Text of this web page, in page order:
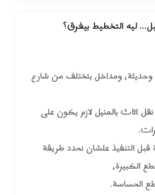
ليه التخطيط بيفرق؟
وحديثة، ومداخل بتختلف من شارع
اثاث بالمنيللازم يكون على
التنفيذ علشان نحدد طريقة
الكبيرة،
الحساسة.